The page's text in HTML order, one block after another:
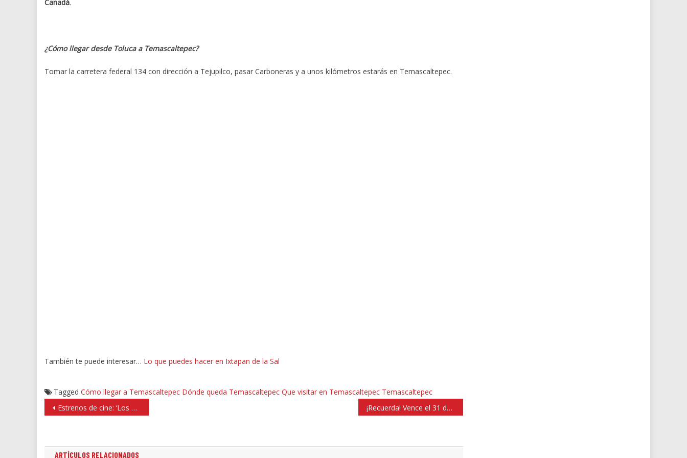
Canadá.
¿Cómo llegar desde Toluca a Temascaltepec?
Tomar la carretera federal 134 con dirección a Tejupilco, pasar Carboneras y a unos kilómetros estarás en Temascaltepec.
También te puede interesar… Lo que puedes hacer en Ixtapan de la Sal
Tagged Cómo llegar a Temascaltepec Dónde queda Temascaltepec Que visitar en Temascaltepec Temascaltepec
Navegación
de
Estrenos de cine: ‘Los extraños: cacería nocturna’ ¡Recuerda! Vence el 31 de mayo el pago de tenencia 2018
ARTÍCULOS RELACIONADOS